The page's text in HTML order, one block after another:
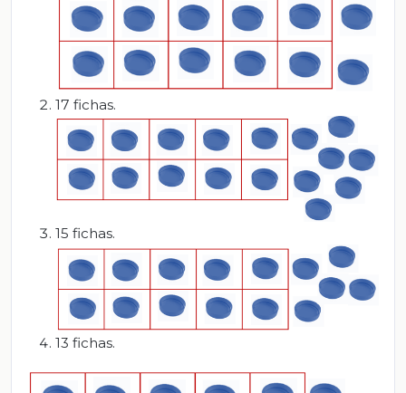
17 fichas.
15 fichas.
13 fichas.